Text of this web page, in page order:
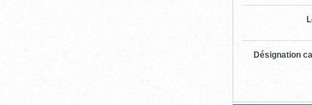
Désignation